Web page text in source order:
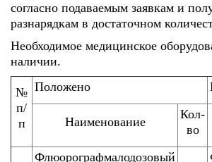
согласно подаваемым заявкам и
разнарядкам в достаточном
Необходимое медицинское
наличии.
№
п/
п
Положено
Наименование
Кол-
во
Флюорографмалодозовый